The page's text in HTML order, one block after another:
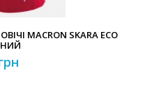
MACRON SKARA ECO